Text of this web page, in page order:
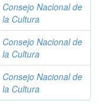
Consejo Nacional de
la Cultura
Consejo Nacional de
la Cultura
Consejo Nacional de
la Cultura